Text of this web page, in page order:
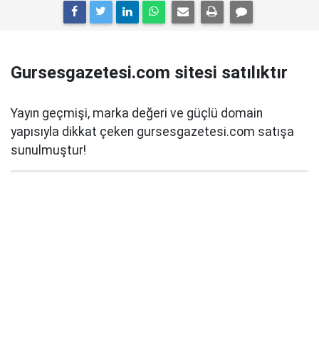
Gursesgazetesi.com sitesi satılıktır
Yayın geçmişi, marka değeri ve güçlü domain
yapısıyla dikkat çeken gursesgazetesi.com satışa
sunulmuştur!